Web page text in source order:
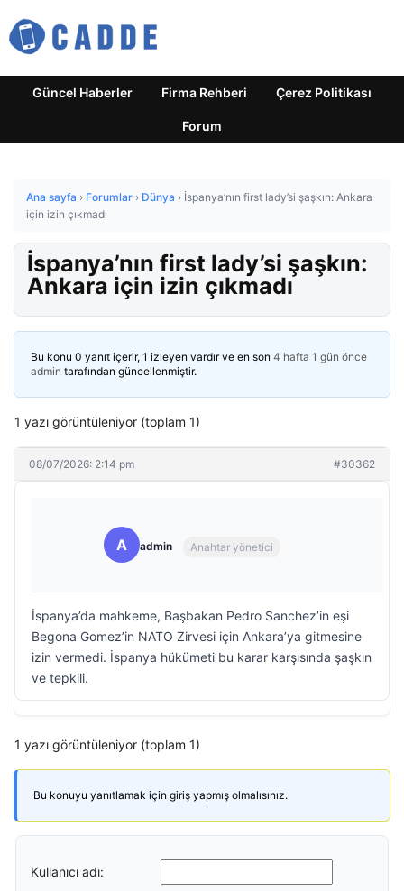
Güncel Haberler Firma Rehberi Çerez Politikası
Forum
Ana sayfa › Forumlar › Dünya › İspanya’nın first lady’si şaşkın: Ankara
için izin çıkmadı
İspanya’nın first lady’si şaşkın:
Ankara için izin çıkmadı
Bu konu 0 yanıt içerir, 1 izleyen vardır ve en son 4 hafta 1 gün önce
admin tarafından güncellenmiştir.
1 yazı görüntüleniyor (toplam 1)
08/07/2026: 2:14 pm #30362
A admin Anahtar yönetici
İspanya’da mahkeme, Başbakan Pedro Sanchez’in eşi
Begona Gomez’in NATO Zirvesi için Ankara’ya gitmesine
izin vermedi. İspanya hükümeti bu karar karşısında şaşkın
ve tepkili.
1 yazı görüntüleniyor (toplam 1)
Bu konuyu yanıtlamak için giriş yapmış olmalısınız.
Kullanıcı adı: